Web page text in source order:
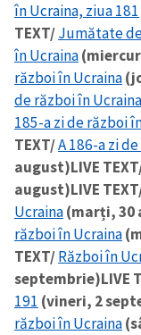
în Ucraina, ziua 181
TEXT/Jumătate
în Ucraina
război în Ucraina
de război în Ucraina
185-a zi de război
TEXT/A 186-a zi
august)LIVE
august)LIVE
Ucraina(marți, 30
război în Ucraina
TEXT/Război în
septembrie)LIVE
191 (vineri, 2
război în Ucraina